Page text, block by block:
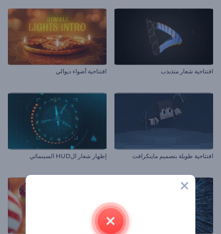
افتتاحية شعار متذبذب افتتاحية أضواء ديوالي
افتتاحية طويلة بتصميم ماينكرافت إظهار شعار الHUD السينمائي